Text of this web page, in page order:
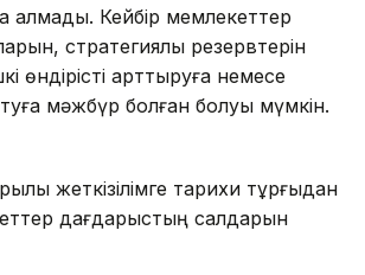
алмады. Кейбір мемлекеттер
стратегиялық резервтерін
өндірісті арттыруға немесе
мәжбүр болған болуы мүмкін.
жеткізілімге тарихи тұрғыдан
дағдарыстың салдарын